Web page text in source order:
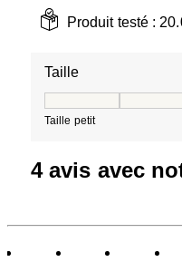
Produit testé :
Taille
Taille petit
4 avis avec